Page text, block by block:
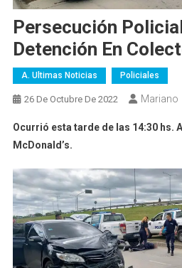
Persecución
Detención En
A. Ultimas Noticias Policiales
26 De Octubre De 2022 Mariano
Ocurrió esta tarde de las 14:30 hs.
McDonald’s.